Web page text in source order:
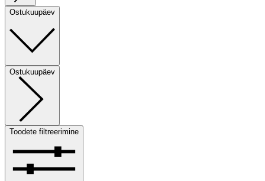
Ostukuupäev
Ostukuupäev
Toodete filtreerimine